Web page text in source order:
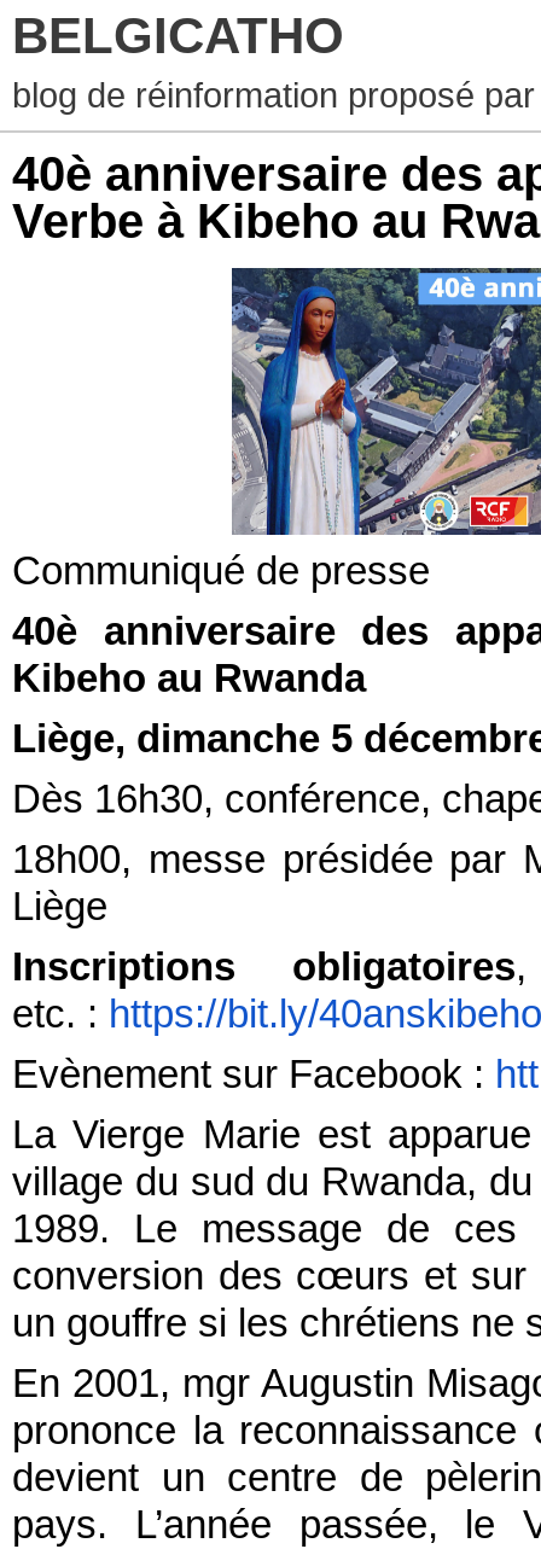
BELGICATHO
blog de réinformation proposé
40è anniversaire des
Verbe à Kibeho au
Communiqué de presse
40è anniversaire des
Kibeho au Rwanda
Liège, dimanche 5
Dès 16h30, conférence,
18h00, messe présidée par
Liège
Inscriptions obligatoires
etc. : https://bit.ly/
Evènement sur Facebook :
La Vierge Marie est
village du sud du Rwanda,
1989. Le message de
conversion des cœurs et sur
un gouffre si les chrétiens ne
En 2001, mgr Augustin
prononce la
devient un centre de
pays. L’année passée, le